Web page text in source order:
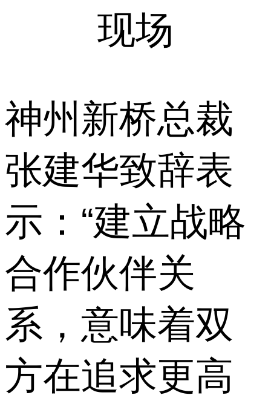
现场
神州新桥总裁
张建华致辞表
示：“建立战略
合作伙伴关
系，意味着双
方在追求更高